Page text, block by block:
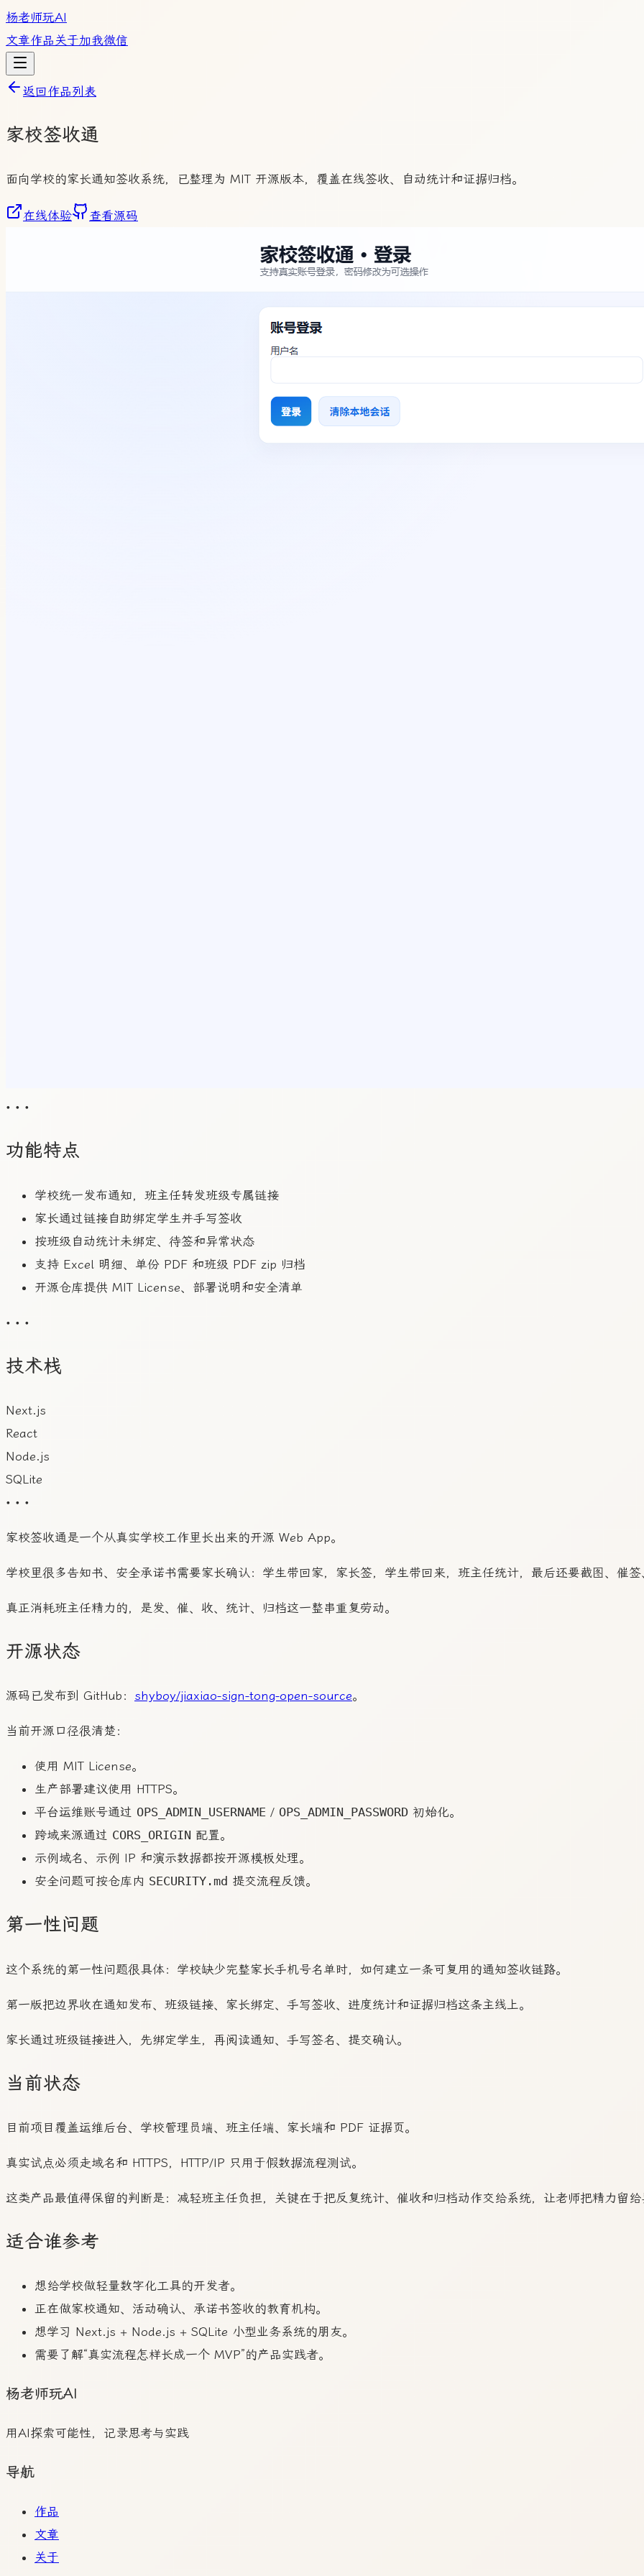
杨老师玩AI
文章作品 关于加我微信
返回作品列表
家校签收通
面向学校的家长通知签收系统，已整理为 MIT 开源版本，覆盖在线签收、自动统计和证据归档。
在线体验 查看源码
• • •
功能特点
学校统一发布通知，班主任转发班级专属链接
家长通过链接自助绑定学生并手写签收
按班级自动统计未绑定、待签和异常状态
支持 Excel 明细、单份 PDF 和班级 PDF zip 归档
开源仓库提供 MIT License、部署说明和安全清单
• • •
技术栈
Next.js
React
Node.js
SQLite
• • •
家校签收通是一个从真实学校工作里长出来的开源 Web App。
学校里很多告知书、安全承诺书需要家长确认：学生带回家，家长签，学生带回来，班主任统计，最后还要截图、催
真正消耗班主任精力的，是发、催、收、统计、归档这一整串重复劳动。
开源状态
源码已发布到 GitHub： shyboy/jiaxiao-sign-tong-open-source。
当前开源口径很清楚：
使用 MIT License。
生产部署建议使用 HTTPS。
平台运维账号通过 OPS_ADMIN_USERNAME / OPS_ADMIN_PASSWORD 初始化。
跨域来源通过 CORS_ORIGIN 配置。
示例域名、示例 IP 和演示数据都按开源模板处理。
安全问题可按仓库内 SECURITY.md 提交流程反馈。
第一性问题
这个系统的第一性问题很具体：学校缺少完整家长手机号名单时，如何建立一条可复用的通知签收链路。
第一版把边界收在通知发布、班级链接、家长绑定、手写签收、进度统计和证据归档这条主线上。
家长通过班级链接进入，先绑定学生，再阅读通知、手写签名、提交确认。
当前状态
目前项目覆盖运维后台、学校管理员端、班主任端、家长端和 PDF 证据页。
真实试点必须走域名和 HTTPS，HTTP/IP 只用于假数据流程测试。
这类产品最值得保留的判断是：减轻班主任负担，关键在于把反复统计、催收和归档动作交给系统，让老师把精力留
适合谁参考
想给学校做轻量数字化工具的开发者。
正在做家校通知、活动确认、承诺书签收的教育机构。
想学习 Next.js + Node.js + SQLite 小型业务系统的朋友。
需要了解“真实流程怎样长成一个 MVP”的产品实践者。
杨老师玩AI
用AI探索可能性，记录思考与实践
导航
作品
文章
关于